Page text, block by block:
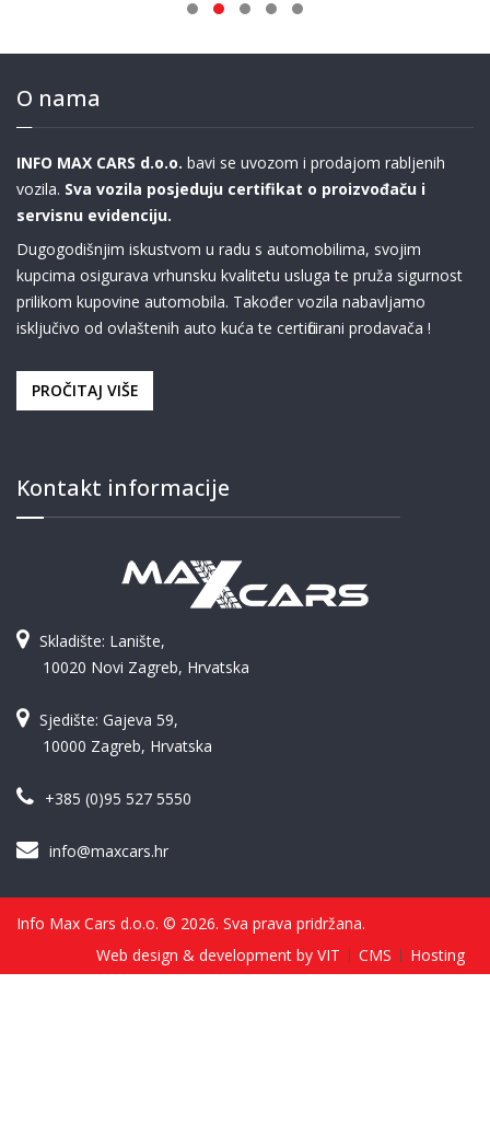
O nama
INFO MAX CARS d.o.o. bavi se uvozom i prodajom rabljenih
vozila. Sva vozila posjeduju certifikat o proizvođaču i
servisnu evidenciju.
Dugogodišnjim iskustvom u radu s automobilima, svojim
kupcima osigurava vrhunsku kvalitetu usluga te pruža sigurnost
prilikom kupovine automobila. Također vozila nabavljamo
isključivo od ovlaštenih auto kuća te certificirani prodavača !
PROČITAJ VIŠE
Kontakt informacije
Skladište: Lanište,
10020 Novi Zagreb, Hrvatska
Sjedište: Gajeva 59,
10000 Zagreb, Hrvatska
+385 (0)95 527 5550
info@maxcars.hr
Info Max Cars d.o.o. © 2026. Sva prava pridržana.
Web design & development by VIT
CMS Hosting